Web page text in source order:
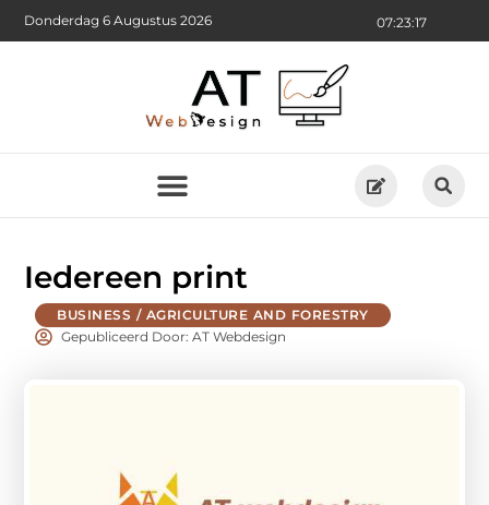
07:23:18
Donderdag 6 Augustus 2026
Iedereen print
BUSINESS / AGRICULTURE AND FORESTRY
Gepubliceerd Door: AT Webdesign